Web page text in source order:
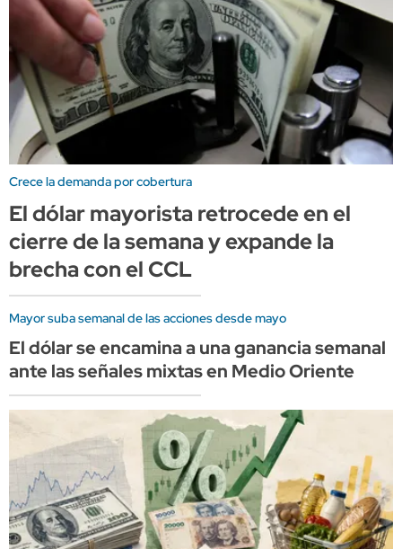
Crece la demanda por cobertura
El dólar mayorista retrocede en el
cierre de la semana y expande la
brecha con el CCL
Mayor suba semanal de las acciones desde mayo
El dólar se encamina a una ganancia semanal
ante las señales mixtas en Medio Oriente